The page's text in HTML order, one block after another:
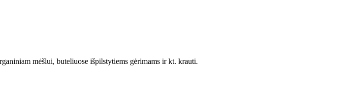
mėšlui, buteliuose išpilstytiems gėrimams ir kt. krauti.